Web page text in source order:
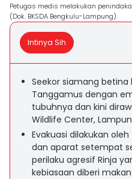
Petugas medis melakukan
(Dok. BKSDA Bengkulu-Lampung).
Intinya Sih
Seekor siamang
Tanggamus dengan
tubuhnya dan kini
Wildlife Center,
Evakuasi dilakukan oleh
dan aparat setempat
perilaku agresif Rinja
kebiasaan diberi